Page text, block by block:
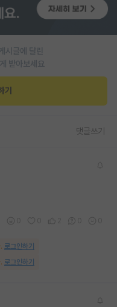
시글에 달린
받아보세요
기
댓글쓰기
로그인하기
로그인하기